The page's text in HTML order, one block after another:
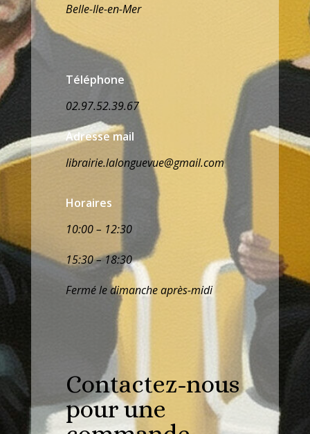
Belle-Ile-en-Mer
Téléphone
02.97.52.39.67
Adresse mail
librairie.lalonguevue@gmail.com
Horaires
10:00 – 12:30
15:30 – 18:30
Fermé le dimanche après-midi
Contactez-nous
pour une